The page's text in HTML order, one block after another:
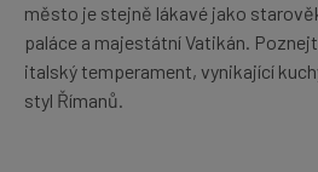
město je stejně lákavé jako
paláce a majestátní Vatikán.
italský temperament, vynikající
styl Římanů.